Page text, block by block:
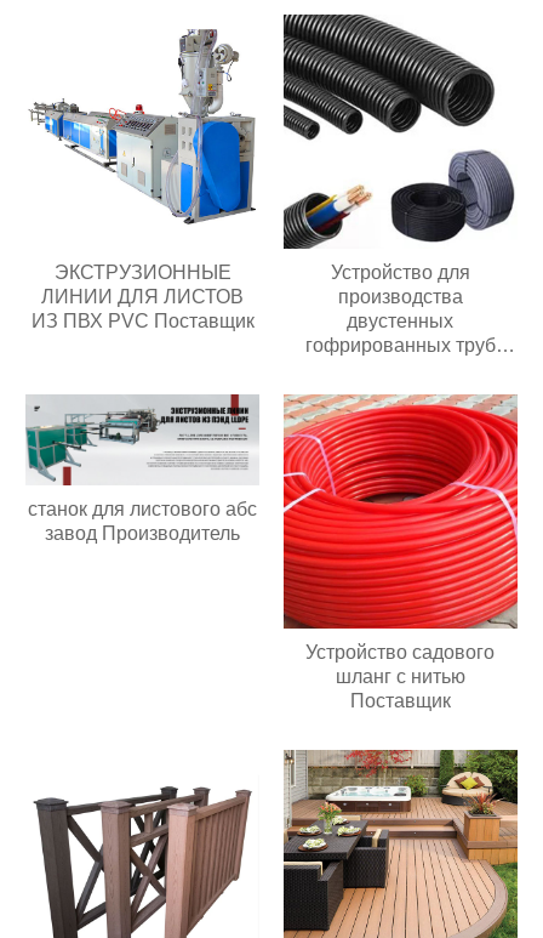
ЭКСТРУЗИОННЫЕ
ЛИНИИ ДЛЯ ЛИСТОВ
ИЗ ПВХ PVC Поставщик
Устройство для
производства
двустенных
гофрированных труб
станок для листового абс
завод Производитель
Устройство садового
шланг с нитью
Поставщик